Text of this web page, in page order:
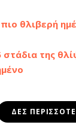
πιο θλιβερή
στάδια της
ΔΕΣ